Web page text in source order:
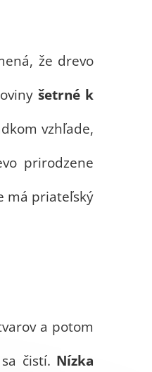
že drevo
šetrné k
vzhľade,
prirodzene
má priateľský
a potom
čistí. Nízka